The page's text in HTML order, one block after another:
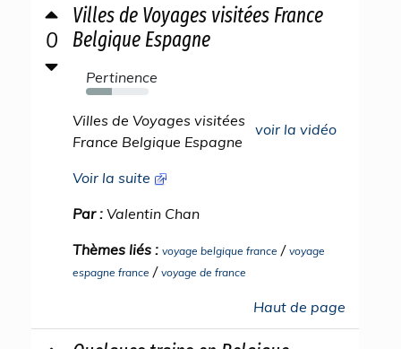
0
Villes de Voyages visitées France
Belgique Espagne
Pertinence
42%
voir la vidéo
Villes de Voyages visitées
France Belgique Espagne
Voir la suite
Par : Valentin Chan
Thèmes liés : voyage belgique france / voyage
espagne france / voyage de france
Haut de page